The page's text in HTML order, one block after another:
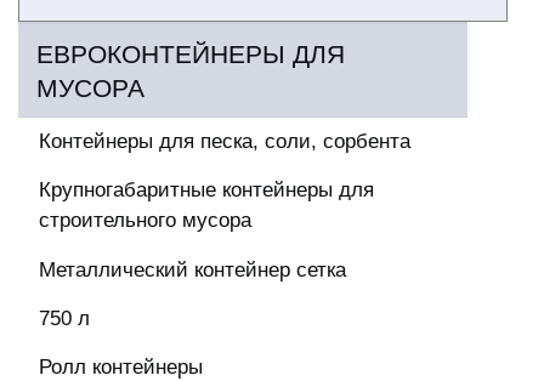
ЕВРОКОНТЕЙНЕРЫ ДЛЯ
МУСОРА
Контейнеры для песка, соли, сорбента
Крупногабаритные контейнеры для
строительного мусора
Металлический контейнер сетка
750 л
Ролл контейнеры